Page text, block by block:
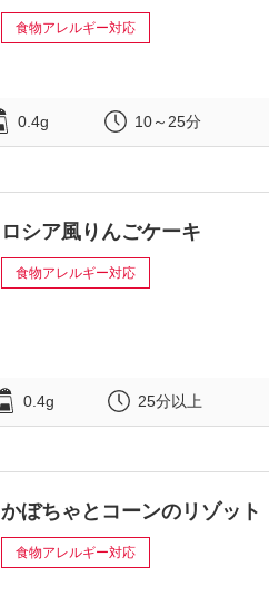
食物アレルギー対応
0.4g 10～25分
ロシア風りんごケーキ
食物アレルギー対応
0.4g 25分以上
かぼちゃとコーンのリゾット
食物アレルギー対応